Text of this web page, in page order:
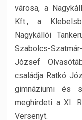
városa, a
Kft., a
Nagykállói
Szabolcs-
József
családja Ratkó
gimnáziumi és
meghirdeti a XI.
Versenyt.